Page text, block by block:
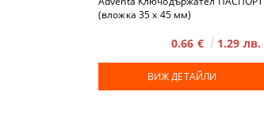
(вложка 35 x 45 мм)
0.66 € 1.29 лв.
ВИЖ ДЕТАЙЛИ